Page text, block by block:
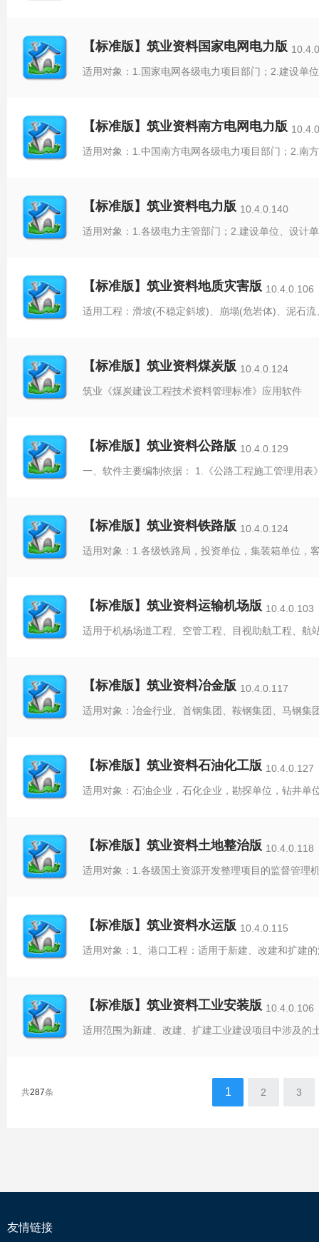
【标准版】筑业资料国家电网电力版
适用对象：1.国家电网各级电力项目部门；2.建设单
【标准版】筑业资料南方电网电力版
适用对象：1.中国南方电网各级电力项目部门；2.南
【标准版】筑业资料电力版 10.4.0.140
适用对象：1.各级电力主管部门；2.建设单位、设计
【标准版】筑业资料地质灾害版 10.4.0.106
适用工程：滑坡(不稳定斜坡)、崩塌(危岩体)、泥石
【标准版】筑业资料煤炭版 10.4.0.124
筑业《煤炭建设工程技术资料管理标准》应用软件
【标准版】筑业资料公路版 10.4.0.129
一、软件主要编制依据： 1.《公路工程施工管理用表
【标准版】筑业资料铁路版 10.4.0.124
适用对象：1.各级铁路局，投资单位，集装箱单位，
【标准版】筑业资料运输机场版 10.4.0.103
【标准版】筑业资料冶金版 10.4.0.117
【标准版】筑业资料石油化工版 10.4.0.127
【标准版】筑业资料土地整治版 10.4.0.118
适用对象：1.各级国土资源开发整理项目的监督管理
【标准版】筑业资料水运版 10.4.0.115
【标准版】筑业资料工业安装版 10.4.0.106
1 2 3
共287条
友情链接